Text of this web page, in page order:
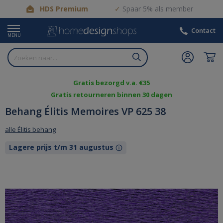
HDS Premium Spaar 5% als member
MENU
Contact
Gratis bezorgd v.a. €35
Gratis retourneren binnen 30 dagen
Behang Élitis Memoires VP 625 38
alle Élitis behang
Lagere prijs t/m 31 augustus